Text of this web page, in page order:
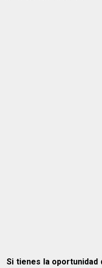
Si tienes la oportunidad